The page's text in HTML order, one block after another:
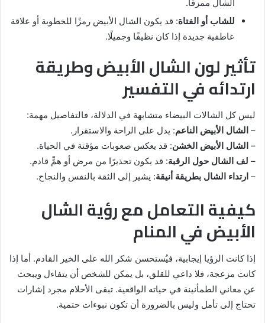
الشال ممزقًا.
للشاب أو الفتاة: قد يكون الشال الأبيض رمزًا للخطوبة أو علاقة
عاطفية جديدة إذا كان نظيفًا وجميلًا.
تأثير لون الشال الأبيض وطريقة
ارتدائه في التفسير
ليس كل الشالات البيضاء متشابهة في الدلالة، فالتفاصيل مهمة:
– الشال الأبيض الناعم: يدل على الراحة والاستقرار.
– الشال الأبيض الخشن: قد يعكس صعوبات مؤقتة في الحياة.
– لف الشال حول الرقبة: قد يكون تحذيرًا من مرض أو همٍّ قادم.
– ارتداء الشال بطريقة أنيقة: يشير إلى الثقة بالنفس والنجاح.
كيفية التعامل مع رؤية الشال
الأبيض في المنام
إذا كانت الرؤيا إيجابية، فيُستحسن شكر الله على الخير القادم. أما إذا
كانت مزعجة، فلا داعي للقلق، بل يمكن للشخص أن يتفاءل ويبحث
عن معاني الطمأنينة في حياته الواقعية. تبقى الأحلام مجرد إشارات
تحتاج إلى تأمل وليس بالضرورة أن تكون نبوءات حتمية.